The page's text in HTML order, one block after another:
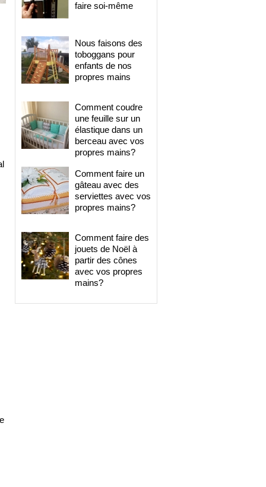
faire soi-même
Nous faisons des
toboggans pour
enfants de nos
propres mains
Comment coudre
une feuille sur un
élastique dans un
berceau avec vos
propres mains?
Comment faire un
gâteau avec des
serviettes avec vos
propres mains?
Comment faire des
jouets de Noël à
partir des cônes
avec vos propres
mains?